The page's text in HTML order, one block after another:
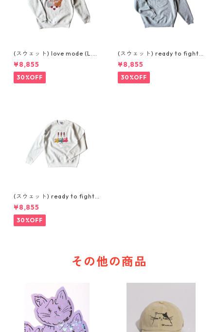
(スウェット) love mode (L.G
REY)
¥8,855
30%OFF
(スウェット) ready to fight
(GREY)
¥8,855
30%OFF
(スウェット) ready to fight
(WHITE)
¥8,855
30%OFF
その他の商品